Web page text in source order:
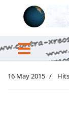
16 May 2015